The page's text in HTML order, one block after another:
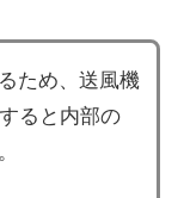
ため、送風機
ると内部の